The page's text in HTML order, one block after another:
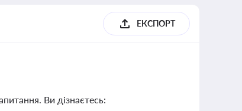
ЕКСПОРТ
Ви дізнаєтесь: